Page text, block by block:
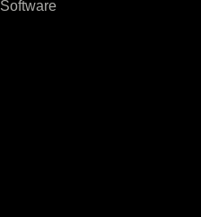
Software